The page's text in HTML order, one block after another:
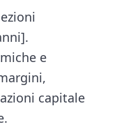
e
capitale